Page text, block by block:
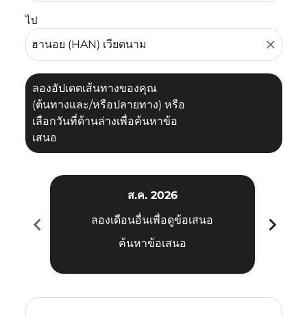
ไป
close
ลองอัปเดตเส้นทางของคุณ
(ต้นทางและ/หรือปลายทาง) หรือ
เลือกวันที่ด้านล่างเพื่อค้นหาข้อ
เสนอ
chevron_left
ส.ค. 2026
ลองเดือนอื่นเพื่อดูข้อเสนอ
ค้นหาข้อเสนอ
chevron_right